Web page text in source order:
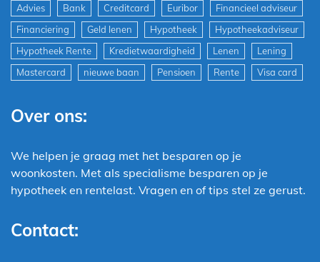
Advies Bank Creditcard Euribor
Financieel adviseur
Financiering
Geld lenen Hypotheek
Hypotheekadviseur
Hypotheek Rente
Kredietwaardigheid Lenen
Lening
Mastercard
nieuwe baan Pensioen Rente Visa card
Over ons:
We helpen je graag met het besparen op je
woonkosten. Met als specialisme besparen op je
hypotheek en rentelast. Vragen en of tips stel ze gerust.
Contact: